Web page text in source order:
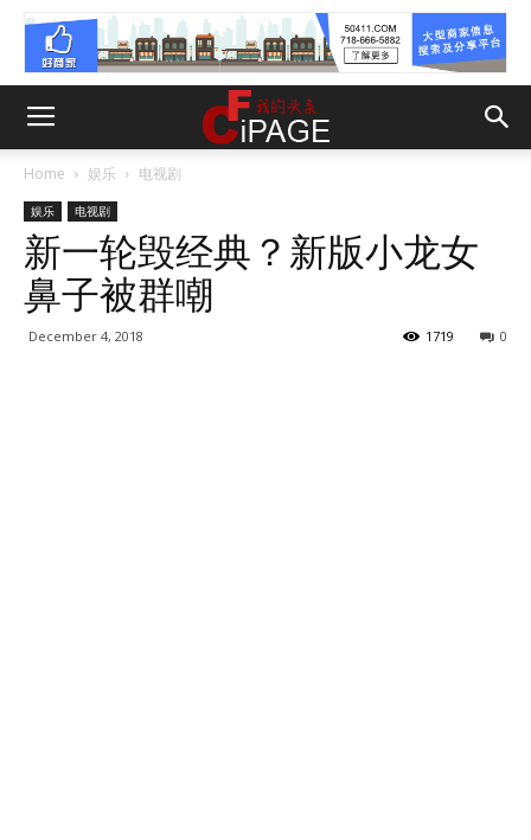
Home 娱乐 电视剧
娱乐 电视剧
新一轮毁经典？新版小龙女
鼻子被群嘲
December 4, 2018 0
1719